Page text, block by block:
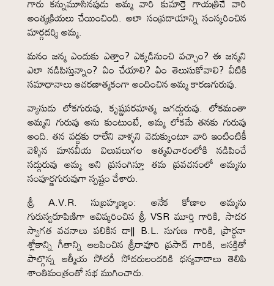
అంత్యక్రియలు చేయించింది. అలా సంప్రదాయాన్ని సంస్కరించిన
మార్గదర్శి అమ్మ.
మనం జన్మ ఎందుకు ఎత్తాం? ఎక్కడినుంచి వచ్చాం? ఈ జన్మని
ఎలా నడిపిస్తున్నాం? ఏం చేయాలి? ఏం తెలుసుకోవాలి? వీటికి
సమాధానాలు ఆచరణాత్మకంగా అందించిన అమ్మ కారణగురువు.
వ్యాసుడు లోకగురువు, కృష్ణపరమాత్మ జగద్గురువు. లోకమంతా
అమ్మని గురువు అను కుంటుంటే, అమ్మ లోకమే తనకు గురువు
అంది. తన వద్దకు రాలేని వాళ్ళని వెదుక్కుంటూ వారి ఇంటింటికీ
వెళ్ళిన మానవీయ విలువలుగల ఆత్మవిచారంలోకి నడిపించే
సద్గురువు అమ్మ అని ప్రసంగిస్తూ తమ ప్రవచనంలో అమ్మను
సంపూర్ణగురువుగా స్పష్టం చేశారు.
శ్రీ A.V.R. సుబ్రహ్మణ్యం: అనేక కోణాల అమ్మను
గురుస్వరూపిణిగా ఆవిష్కరించిన శ్రీ VSR మూర్తి గారికి, సాదర
స్వాగత వచనాలు పలికిన డా|| B.L. సుగుణ గారికి, ప్రార్థనా
శ్లోకాన్ని గీతాన్ని ఆలపించిన శ్రీరావూరి ప్రసాద్ గారికి, ఆసక్తితో
పాల్గొన్న ఆత్మీయ సోదరీ సోదరులందరికి ధన్యవాదాలు తెలిపి
శాంతిమంత్రంతో సభ ముగించారు.